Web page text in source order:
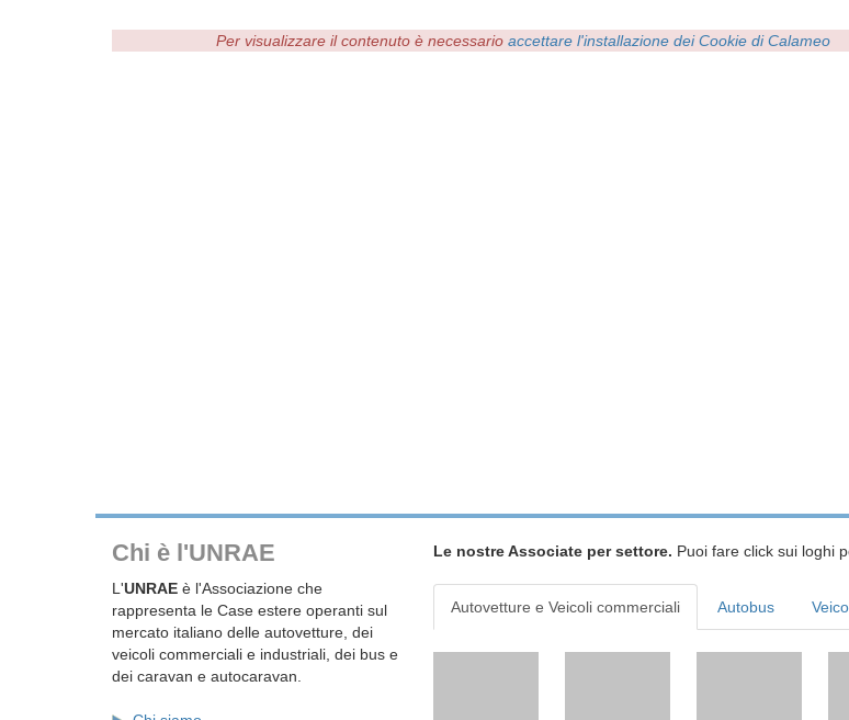
Per visualizzare il contenuto è necessario accettare l'installazione dei Cookie di Calameo
Chi è l'UNRAE
L'UNRAE è l'Associazione che
rappresenta le Case estere operanti sul
mercato italiano delle autovetture, dei
veicoli commerciali e industriali, dei bus e
dei caravan e autocaravan.
Le nostre Associate per settore. Puoi fare click sui loghi
Autovetture e Veicoli commerciali Autobus